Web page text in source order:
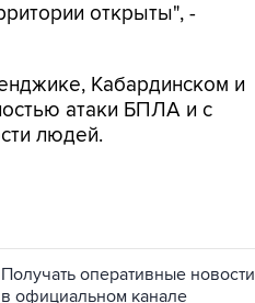
открыты", -
Кабардинском и
атаки БПЛА и с
людей.
Получать оперативные новости
в официальном канале